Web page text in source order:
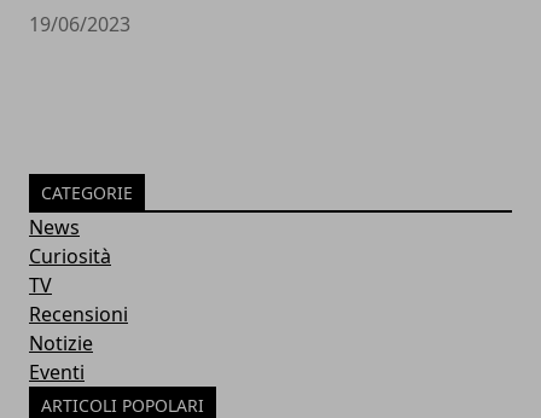
19/06/2023
CATEGORIE
News
Curiosità
TV
Recensioni
Notizie
Eventi
ARTICOLI POPOLARI